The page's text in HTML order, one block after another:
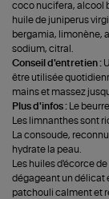
coco nucifera, alcool
huile de juniperus
bergamia, limonène,
sodium, citral.
Conseil d'entretien :
être utilisée
mains et massez
Plus d'infos :
Le
Les limnanthes sont
La consoude,
hydrate la peau.
Les huiles d'écorce
dégageant un délicat
patchouli calment et